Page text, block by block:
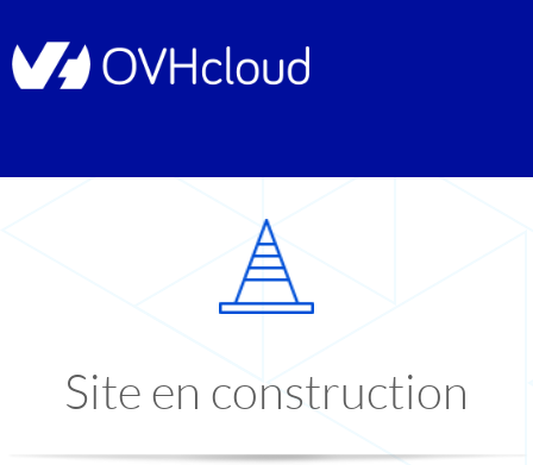
Site en construction